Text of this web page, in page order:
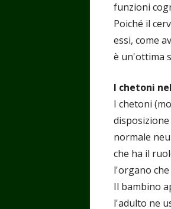
funzioni
Poiché il
essi, come
è un'ottima
I chetoni
I chetoni
normale
che ha il
l'organo
Il bambino
l'adulto ne